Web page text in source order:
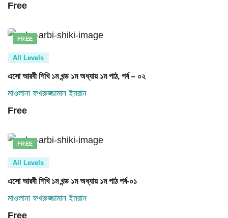
Free
FREE
All Levels
এসো আরবী শিখি ১ম খন্ড ১ম অধ্যায় ১ম পাঠ, পর্ব – ০২
মাওলানা ফখরুজ্জামান ইমরান
Free
FREE
All Levels
এসো আরবী শিখি ১ম খন্ড ১ম অধ্যায় ১ম পাঠ পর্ব-০১
মাওলানা ফখরুজ্জামান ইমরান
Free